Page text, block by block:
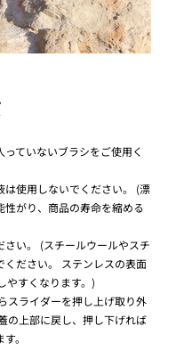
ていないブラシをご使用く
使用しないでください。 (漂
がり、商品の寿命を縮める
い。 (スチールウールやスチ
ださい。 ステンレスの表面
やすくなります。)
スライダーを押し上げ取り外
の上部に戻し、押し下げれば
。